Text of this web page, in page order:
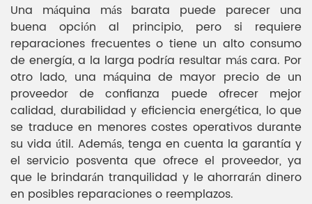
Una máquina más barata puede parecer una
buena opción al principio, pero si requiere
reparaciones frecuentes o tiene un alto consumo
de energía, a la larga podría resultar más cara. Por
otro lado, una máquina de mayor precio de un
proveedor de confianza puede ofrecer mejor
calidad, durabilidad y eficiencia energética, lo que
se traduce en menores costes operativos durante
su vida útil. Además, tenga en cuenta la garantía y
el servicio posventa que ofrece el proveedor, ya
que le brindarán tranquilidad y le ahorrarán dinero
en posibles reparaciones o reemplazos.